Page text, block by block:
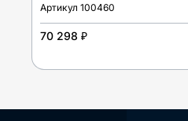
Артикул 100460
70 298 ₽